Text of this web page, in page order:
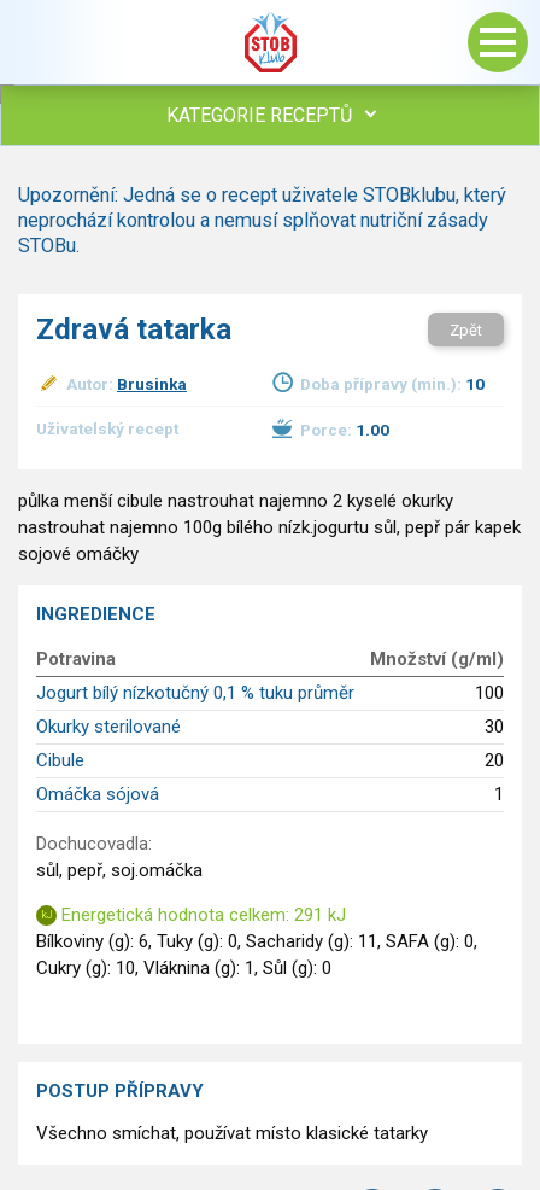
KATEGORIE RECEPTŮ
Polévky
Studená kuchyně
Bezmasé a zeleninové
Sladké pokrmy
Dezerty
Ostatní
Dětské recepty
GLP-1 recepty
Upozornění: Jedná se o recept uživatele STOBklubu, který
neprochází kontrolou a nemusí splňovat nutriční zásady
STOBu.
Zdravá tatarka Zpět
Autor: Brusinka Doba přípravy (min.): 10
Uživatelský recept Porce: 1.00
půlka menší cibule nastrouhat najemno 2 kyselé okurky
nastrouhat najemno 100g bílého nízk.jogurtu sůl, pepř pár kapek
sojové omáčky
INGREDIENCE
Potravina
Množství (g/ml)
Jogurt bílý nízkotučný 0,1 % tuku průměr
100
Okurky sterilované
30
Cibule
20
Omáčka sójová
1
Dochucovadla:
sůl, pepř, soj.omáčka
Energetická hodnota celkem: 291 kJ
Bílkoviny (g): 6, Tuky (g): 0, Sacharidy (g): 11, SAFA (g): 0,
Cukry (g): 10, Vláknina (g): 1, Sůl (g): 0
POSTUP PŘÍPRAVY
Všechno smíchat, používat místo klasické tatarky